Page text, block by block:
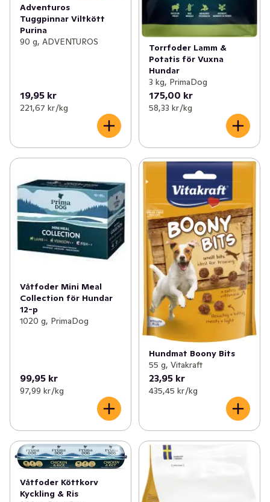
Adventuros
Tuggpinnar Viltkött
Purina
90 g, ADVENTUROS
19,95 kr
221,67 kr /kg
Torrfoder Lamm &
Potatis för Vuxna
Hundar
3 kg, PrimaDog
175,00 kr
58,33 kr /kg
Våtfoder Mini Meal
Collection för Hundar
12-p
1020 g, PrimaDog
99,95 kr
97,99 kr /kg
Hundmat Boony Bits
55 g, Vitakraft
23,95 kr
435,45 kr /kg
Våtfoder Köttkorv
Kyckling & Ris